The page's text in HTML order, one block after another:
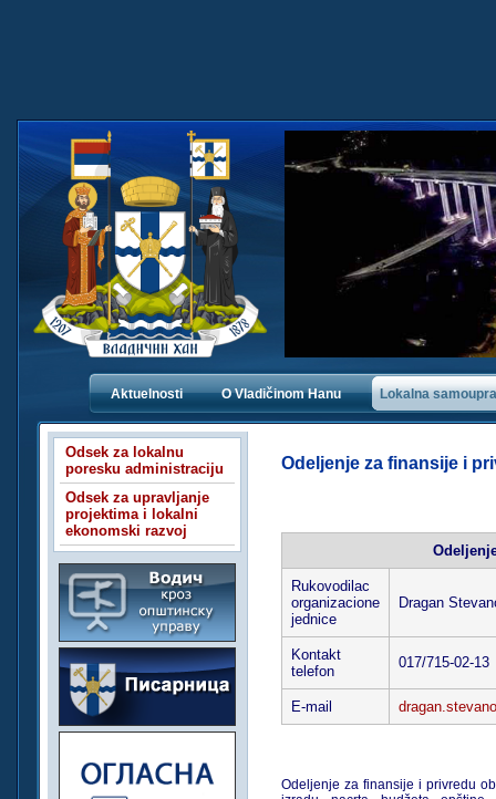
Aktuelnosti O Vladičinom Hanu Lokalna
Odsek za lokalnu
poresku administraciju
Odsek za upravljanje
projektima i lokalni
ekonomski razvoj
Odeljenje za finansije i
Rukovodilac
organizacione
jednice
Dragan
Kontakt
telefon
017/715-02-13
E-mail
Odeljenje za finansije i privredu